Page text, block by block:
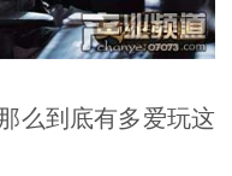
么到底有多爱玩这